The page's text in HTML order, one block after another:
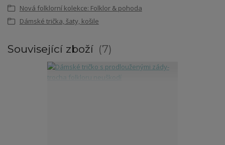
Nová folklorní kolekce: Folklor & pohoda
Dámské trička, šaty, košile
Související zboží 7